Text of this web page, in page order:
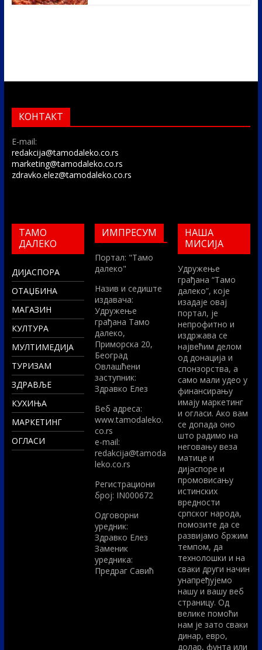
КОНТАКТ
E-mail:
redakcija@tamodaleko.co.rs
marketing@tamodaleko.co.rs
zdravko.elez@tamodaleko.co.rs
ТАМО
ДАЛЕКО
ДИЈАСПОРА
ОТАЏБИНА
МАГАЗИН
КУЛТУРА
МУЛТИМЕДИЈА
ТУРИЗАМ
ЗДРАВЉЕ
КУХИЊА
МАРКЕТИНГ
ОГЛАСИ
ИМПРЕСУМ
Портал: "Тамо
далеко"
Назив и седиште
издавача:
Удружење
грађана Тамо
далеко,
Приморска 20,
Београд
Овлашћени
заступник:
Здравко Елез
Вeб адреса:
www.tamodaleko.
co.rs
e-mail:
redakcija@tamoda
leko.co.rs
Регистрациони
број: IN000672
Одговорни
уредник:
Здравко Елез
Заменик
уредника:
Предраг Савић
НАША
МИСИЈА
Удружење
грађана “Тамо
далеко”, које
изадаје овај
портал, је
непрофитно и
издржава се
највећим делом
од донација и
спонзорства, а
само мали удео у
финансирању
имају маркетинг
и огласи. Ако вам
се допада оно
што радимо на
неговању веза
матице и
дијаспоре и
промовисању
истинских
вредности
српског народа,
помозите да се
развијамо бржим
темпом, да
технолошки и на
сваки други начин
унапређујемо
нашу и вашу веб
страницу. Од
велике помоћи
нам је зато сваки
динар, евро,
долар, фунта или